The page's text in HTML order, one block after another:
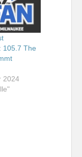
105.7 The
2024